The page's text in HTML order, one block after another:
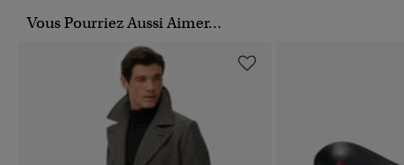
Vous Pourriez Aussi Aimer...